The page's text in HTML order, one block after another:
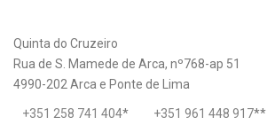
Quinta do Cruzeiro
Rua de S. Mamede de Arca, nº768-ap 51
4990-202 Arca e Ponte de Lima
+351 258 741 404* +351 961 448 917**